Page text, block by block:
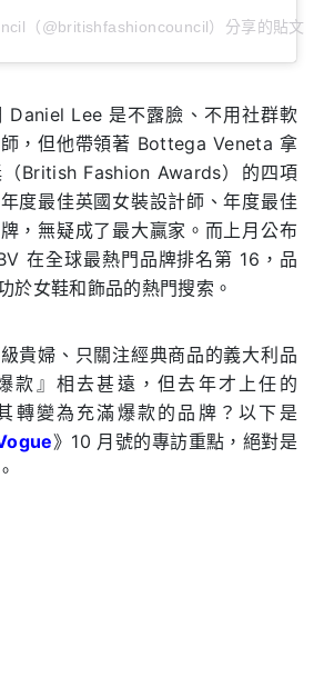
（@britishfashioncouncil）分享的貼文
Daniel Lee 是不露臉、不用社群軟
，但他帶領著 Bottega Veneta 拿
British Fashion Awards）的四項
度最佳英國女裝設計師、年度最佳
，無疑成了最大贏家。而上月公布
在全球最熱門品牌排名第 16，品
於女鞋和飾品的熱門搜索。
貴婦、只關注經典商品的義大利品
款』相去甚遠，但去年才上任的
轉變為充滿爆款的品牌？以下是
》10 月號的專訪重點，絕對是